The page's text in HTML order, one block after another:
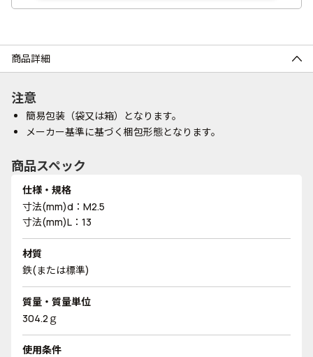
商品詳細
注意
簡易包装（袋又は箱）となります。
メーカー基準に基づく梱包形態となります。
商品スペック
仕様・規格
寸法(mm)d：M2.5
寸法(mm)L：13
材質
鉄(または標準)
質量・質量単位
304.2ｇ
使用条件